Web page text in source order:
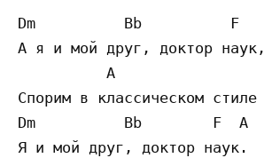
Dm          Bb          F
А я и мой друг, доктор наук,
          A
Спорим в классическом стиле
Dm          Bb        F  A
Я и мой друг, доктор наук.